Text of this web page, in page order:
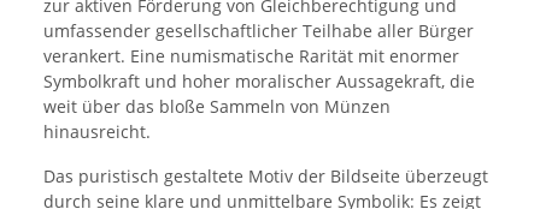
zur aktiven Förderung von Gleichberechtigung und
umfassender gesellschaftlicher Teilhabe aller Bürger
verankert. Eine numismatische Rarität mit enormer
Symbolkraft und hoher moralischer Aussagekraft, die
weit über das bloße Sammeln von Münzen
hinausreicht.
Das puristisch gestaltete Motiv der Bildseite überzeugt
durch seine klare und unmittelbare Symbolik: Es zeigt